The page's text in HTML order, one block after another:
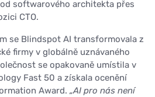
softwarového architekta přes
CTO.
se Blindspot AI transformovala z
firmy v globálně uznávaného
se opakovaně umístila v
Fast 50 a získala ocenění
Award. „AI pro nás není